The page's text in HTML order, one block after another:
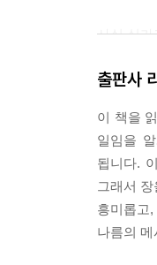
사실 싱가
--- p.135
홍콩은
어떤 시
--- p.164
나 역시
리는 번
출판사
이 책을
일임을
됩니다.
그래서
흥미롭고
나름의